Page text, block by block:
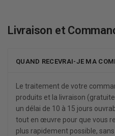
Livraison et
QUAND RECEVRAI-JE MA
Le traitement de votre
produits et la livraison
un délai de 10 à 15 jours
tout en œuvre pour que vous
plus rapidement possible,